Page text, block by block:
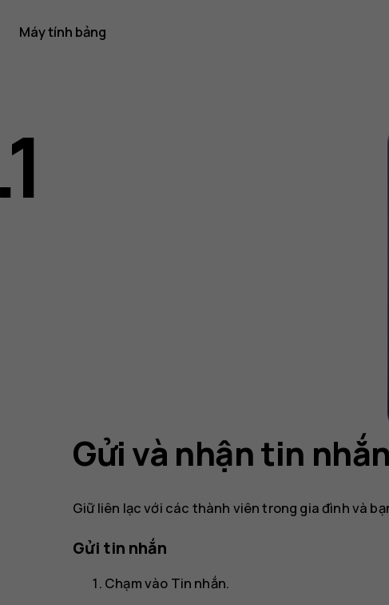
Máy tính bảng
Gửi và nhận tin nhắn
Giữ liên lạc với các thành viên trong gia đình và
Gửi tin nhắn
Chạm vào Tin nhắn.